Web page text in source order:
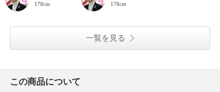
178cm 178cm
一覧を見る
この商品について